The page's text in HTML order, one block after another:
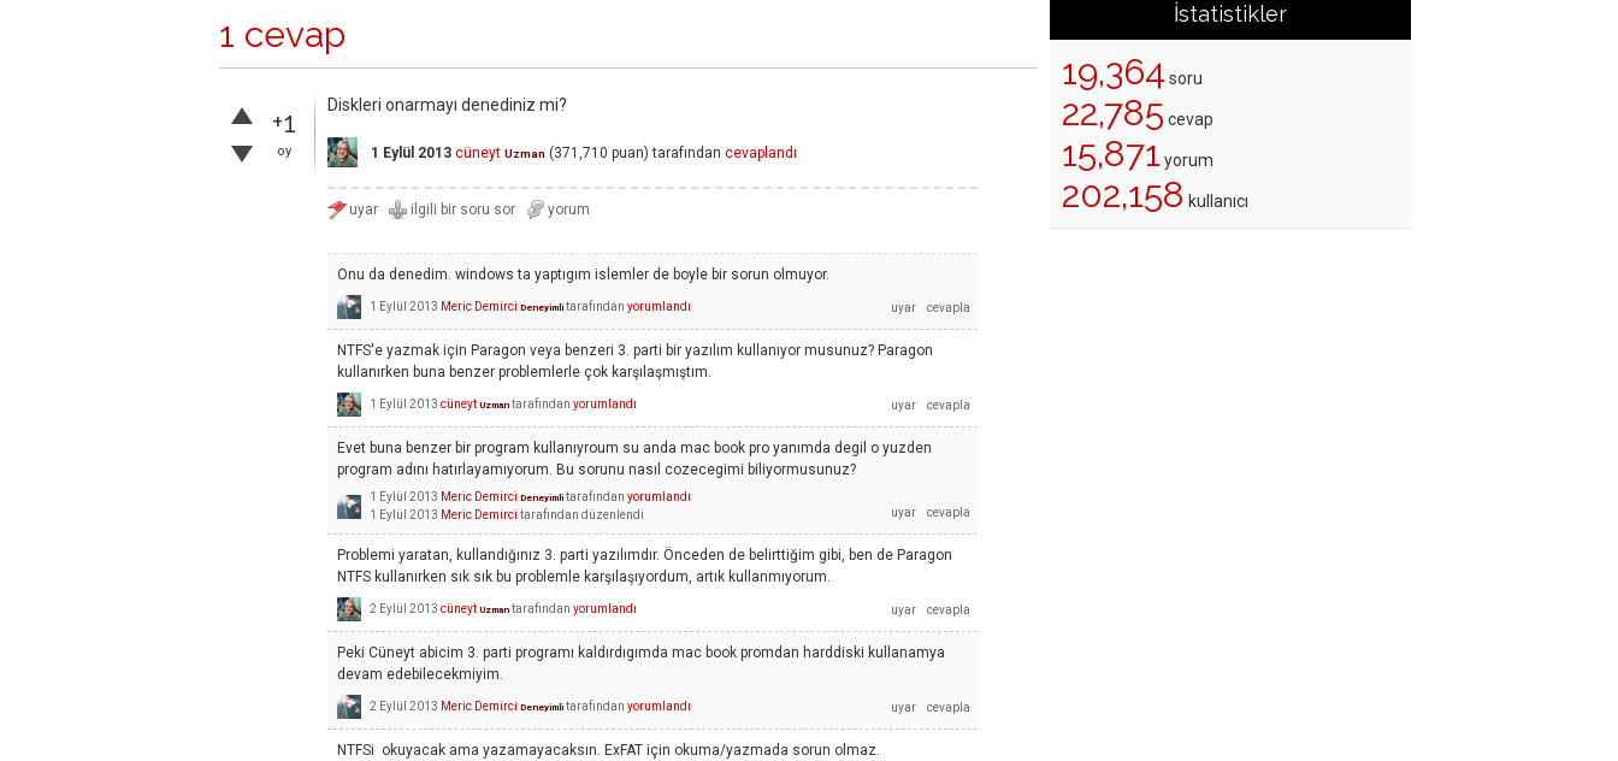
1 cevap
+1
oy
Diskleri onarmayı denediniz mi?
1 Eylül 2013 cüneyt Uzman (371,710 puan) tarafından cevaplandı
Onu da denedim. windows ta yaptıgım islemler de boyle bir sorun olmuyor.
1 Eylül 2013 Meric Demirci Deneyimli tarafından yorumlandı
NTFS'e yazmak için Paragon veya benzeri 3. parti bir yazılım kullanıyor musunuz? Paragon
kullanırken buna benzer problemlerle çok karşılaşmıştım.
1 Eylül 2013 cüneyt Uzman tarafından yorumlandı
Evet buna benzer bir program kullanıyroum su anda mac book pro yanımda degil o yuzden
program adını hatırlayamıyorum. Bu sorunu nasıl cozecegimi biliyormusunuz?
1 Eylül 2013 Meric Demirci Deneyimli tarafından yorumlandı
1 Eylül 2013 Meric Demirci tarafından düzenlendi
Problemi yaratan, kullandığınız 3. parti yazılımdır. Önceden de belirttiğim gibi, ben de Paragon
NTFS kullanırken sık sık bu problemle karşılaşıyordum, artık kullanmıyorum.
2 Eylül 2013 cüneyt Uzman tarafından yorumlandı
Peki Cüneyt abicim 3. parti programı kaldırdıgımda mac book promdan harddiski kullanamya
devam edebilecekmiyim.
2 Eylül 2013 Meric Demirci Deneyimli tarafından yorumlandı
NTFSi okuyacak ama yazamayacaksın. ExFAT için okuma/yazmada sorun olmaz.
İstatistikler
19,364 soru
22,785 cevap
15,871 yorum
202,158 kullanıcı